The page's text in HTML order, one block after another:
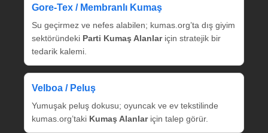
Gore‑Tex / Membranlı Kumaş
Su geçirmez ve nefes alabilen; kumas.org’ta dış giyim
sektöründeki Parti Kumaş Alanlariçin stratejik bir
tedarik kalemi.
Velboa / Peluş
Yumuşak peluş dokusu; oyuncak ve ev tekstilinde
kumas.org’taki Kumaş Alanlariçin talep görür.